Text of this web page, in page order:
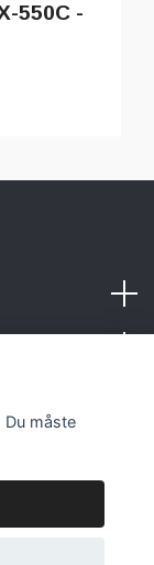
550C -
Du måste